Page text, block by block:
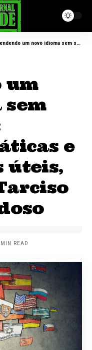
novo idioma sem sair de casa: descubra práticas e ferramentas úteis, com Daniel Tarciso da Silva Cardoso
um
e
úteis,
READ